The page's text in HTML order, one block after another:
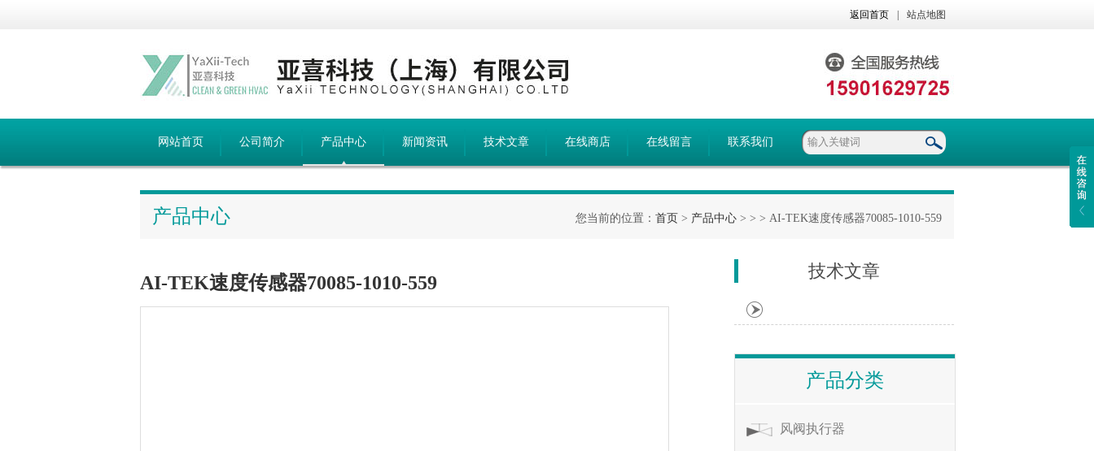
返回首页 站点地图
网站首页 公司简介 产品中心 新闻资讯 技术文章 在线商店 在线留言 联系我们
产品中心 您当前的位置： 首页 > 产品中心 > > > AI-TEK速度传感器70085-1010-559
AI-TEK速度传感器70085-1010-559
技术文章
产品分类
风阀执行器